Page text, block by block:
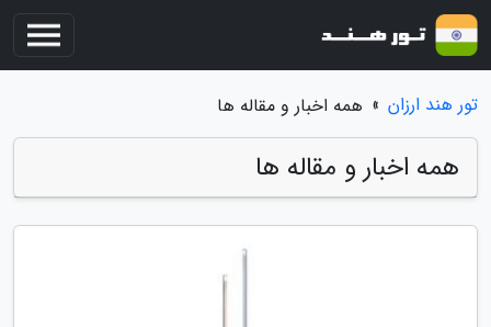
تور هند ارزان » همه اخبار و مقاله ها
همه اخبار و مقاله ها